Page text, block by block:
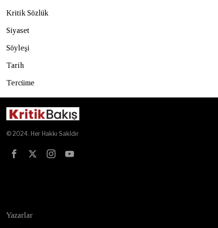
Kritik Sözlük
Siyaset
Söyleşi
Tarih
Tercüme
© 2024. Her Hakkı Sakldır
Yazarlar